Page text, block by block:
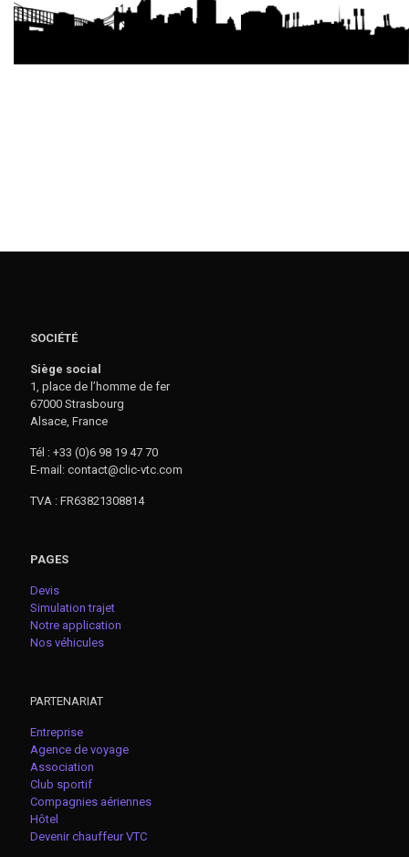
SOCIÉTÉ
Siège social
1, place de l’homme de fer
67000 Strasbourg
Alsace, France
Tél : +33 (0)6 98 19 47 70
E-mail: contact@clic-vtc.com
TVA : FR63821308814
PAGES
Devis
Simulation trajet
Notre application
Nos véhicules
PARTENARIAT
Entreprise
Agence de voyage
Association
Club sportif
Compagnies aériennes
Hôtel
Devenir chauffeur VTC